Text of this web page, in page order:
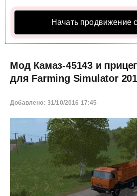
Начать продвижение
Мод Камаз-45143 и
для Farming Simulator
Добавлено: 31/10/2016 17:45